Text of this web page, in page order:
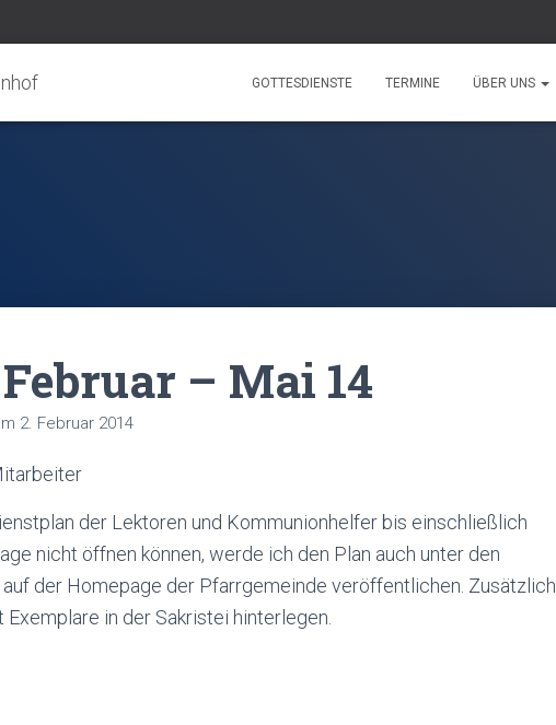
GOTTESDIENSTE TERMINE ÜBER UNS
– Mai 14
2. Februar 2014
der Lektoren und Kommunionhelfer bis einschließlich
nicht öffnen können, werde ich den Plan auch unter den
der Homepage der Pfarrgemeinde veröffentlichen. Zusätzlich
in der Sakristei hinterlegen.